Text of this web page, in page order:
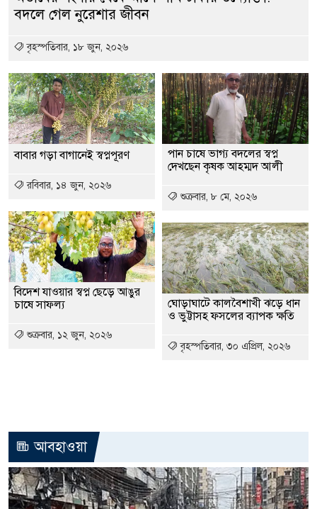
বদলে গেল নুরেশার জীবন
বৃহস্পতিবার, ১৮ জুন, ২০২৬
বাবার গড়া বাগানেই স্বপ্নপূরণ
রবিবার, ১৪ জুন, ২০২৬
বিদেশ যাওয়ার স্বপ্ন ছেড়ে আঙুর
চাষে সাফল্য
শুক্রবার, ১২ জুন, ২০২৬
পান চাষে ভাগ্য বদলের স্বপ্ন
দেখছেন কৃষক আহম্মদ আলী
শুক্রবার, ৮ মে, ২০২৬
ঘোড়াঘাটে কালবৈশাখী ঝড়ে ধান
ও ভুট্টাসহ ফসলের ব্যাপক ক্ষতি
বৃহস্পতিবার, ৩০ এপ্রিল, ২০২৬
আবহাওয়া